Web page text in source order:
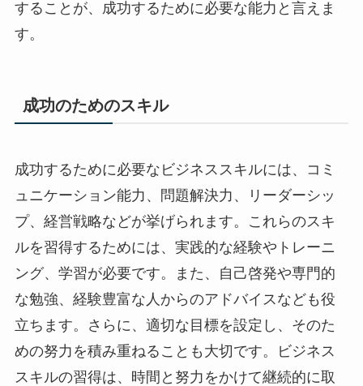
することが、成功するために必要な能力と言えま
す。
成功のためのスキル
成功するために必要なビジネススキルには、コミ
ュニケーション能力、問題解決力、リーダーシッ
プ、経営戦略などが挙げられます。これらのスキ
ルを習得するためには、実践的な経験やトレーニ
ング、学習が必要です。また、自己啓発や専門的
な勉強、経験豊富な人からのアドバイスなども役
立ちます。さらに、適切な目標を設定し、そのた
めの努力を積み重ねることも大切です。ビジネス
スキルの習得は、時間と努力をかけて継続的に取